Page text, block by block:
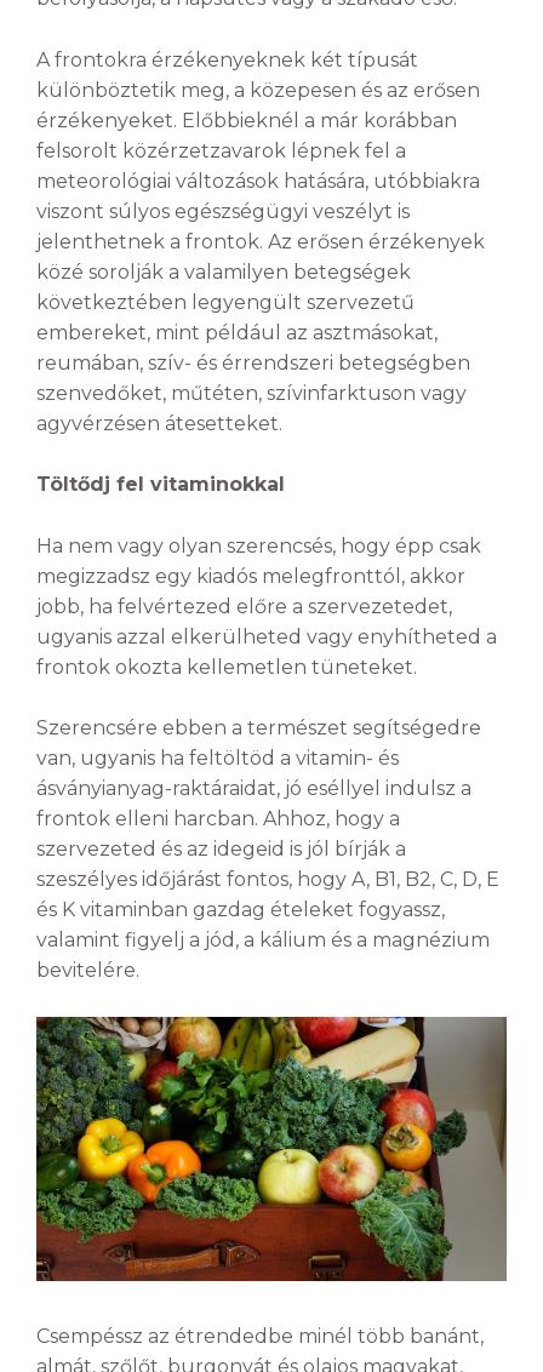
A frontokra érzékenyeknek két típusát
különböztetik meg, a közepesen és az erősen
érzékenyeket. Előbbieknél a már korábban
felsorolt közérzetzavarok lépnek fel a
meteorológiai változások hatására, utóbbiakra
viszont súlyos egészségügyi veszélyt is
jelenthetnek a frontok. Az erősen érzékenyek
közé sorolják a valamilyen betegségek
következtében legyengült szervezetű
embereket, mint például az asztmásokat,
reumában, szív- és érrendszeri betegségben
szenvedőket, műtéten, szívinfarktuson vagy
agyvérzésen átesetteket.
Töltődj fel vitaminokkal
Ha nem vagy olyan szerencsés, hogy épp csak
megizzadsz egy kiadós melegfronttól, akkor
jobb, ha felvértezed előre a szervezetedet,
ugyanis azzal elkerülheted vagy enyhítheted a
frontok okozta kellemetlen tüneteket.
Szerencsére ebben a természet segítségedre
van, ugyanis ha feltöltöd a vitamin- és
ásványianyag-raktáraidat, jó eséllyel indulsz a
frontok elleni harcban. Ahhoz, hogy a
szervezeted és az idegeid is jól bírják a
szeszélyes időjárást fontos, hogy A, B1, B2, C, D, E
és K vitaminban gazdag ételeket fogyassz,
valamint figyelj a jód, a kálium és a magnézium
bevitelére.
Csempéssz az étrendedbe minél több banánt,
almát, szőlőt, burgonyát és olajos magvakat,